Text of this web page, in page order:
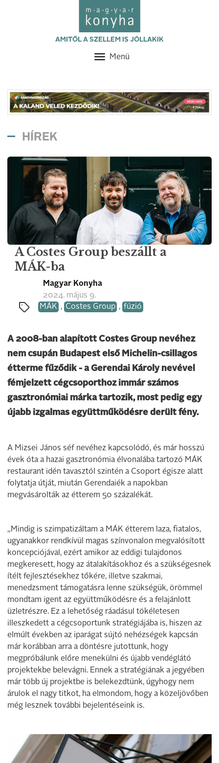
AMITŐL A SZELLEM IS JÓLLAKIK
Toggle
Menü
HÍREK
A Costes Group beszállt a
MÁK-ba
Magyar Konyha
2024. május 9.
MÁK , Costes Group , fúzió
A 2008-ban alapított Costes Group nevéhez
nem csupán Budapest első Michelin-csillagos
étterme fűződik - a Gerendai Károly nevével
fémjelzett cégcsoporthoz immár számos
gasztronómiai márka tartozik, most pedig egy
újabb izgalmas együttműködésre derült fény.
A Mizsei János séf nevéhez kapcsolódó, és már hosszú
évek óta a hazai gasztronómia élvonalába tartozó MÁK
restaurant idén tavasztól szintén a Csoport égisze alatt
folytatja útját, miután Gerendaiék a napokban
megvásárolták az étterem 50 százalékát.
„Mindig is szimpatizáltam a MÁK étterem laza, fiatalos,
ugyanakkor rendkívül magas színvonalon megvalósított
koncepciójával, ezért amikor az eddigi tulajdonos
megkeresett, hogy az átalakításokhoz és a szükségesnek
ítélt fejlesztésekhez tőkére, illetve szakmai,
menedzsment támogatásra lenne szükségük, örömmel
mondtam igent az együttműködésre és a felajánlott
üzletrészre. Ez a lehetőség ráadásul tökéletesen
illeszkedett a cégcsoportunk stratégiájába is, hiszen az
elmúlt években az iparágat sújtó nehézségek kapcsán
már korábban arra a döntésre jutottunk, hogy
megpróbálunk előre menekülni és újabb vendéglátó
projektekbe belevágni. Ennek a stratégiának a jegyében
már több új projektbe is belekezdtünk, úgyhogy nem
árulok el nagy titkot, ha elmondom, hogy a közeljövőben
még lesznek további bejelentéseink is.